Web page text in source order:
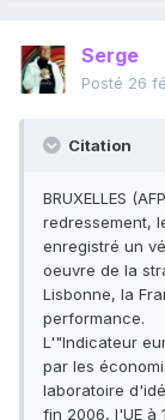
Serge
Posté 26
Citation
BRUXELLES
redressement,
enregistré un
oeuvre de la
Lisbonne, la
performance.
L'"Indicateur
par les
laboratoire
fin 2006, l'UE à